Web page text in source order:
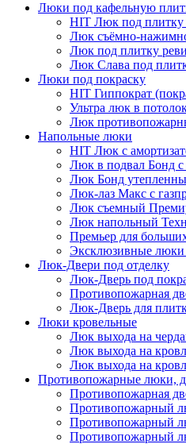
Люки под кафельную
HIT Люк под
Люк съёмно-
Люк под плитку
Люк Слава под
Люки под покраску
HIT Гиппократ
Ультра люк в
Люк
Напольные люки
HIT Люк с
Люк в подвал Бонд c
Люк Бонд
Люк-лаз Макс с
Люк съемный
Люк напольный
Премьер для
Эксклюзивные люки
Люк-Двери под отделку
Люк-Дверь под
Противопожарная
Люк-Дверь для
Люки кровельные
Люк выхода на
Люк выхода на
Люк выхода на
Противопожарные люки,
Противопожарная
Противопожарный
Противопожарный
Противопожарный